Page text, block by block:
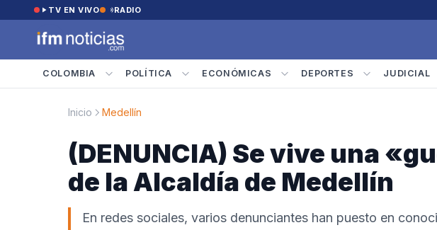
Saltar al contenido
TV EN VIVO RADIO
COLOMBIA POLÍTICA ECONÓMICAS DEPORTES JUDICIAL
Inicio Medellín
(DENUNCIA) Se vive una
de la Alcaldía de Medellín
En redes sociales, varios denunciantes han puesto en